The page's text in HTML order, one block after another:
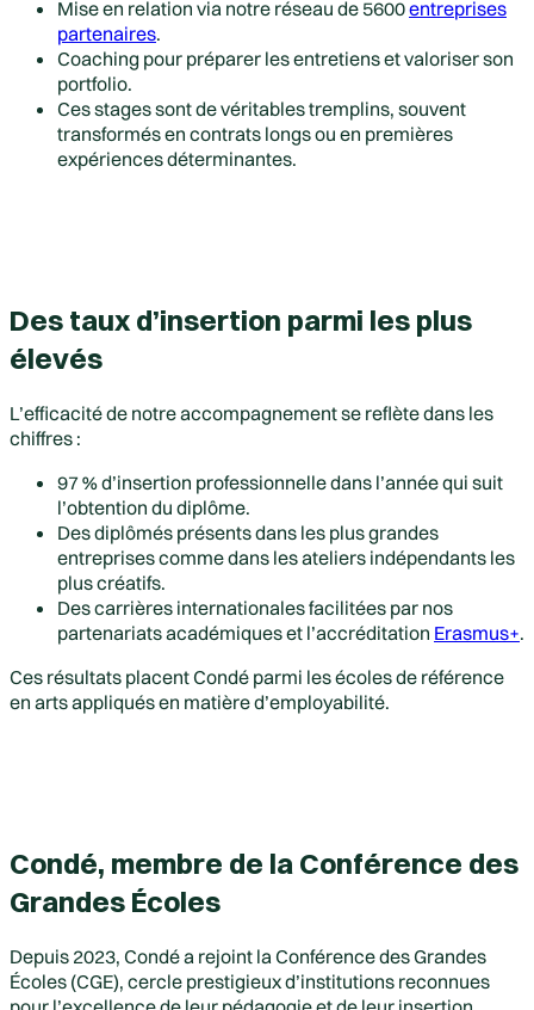
Mise en relation via notre réseau de 5600entreprises
partenaires.
Coaching pour préparer les entretiens et valoriser son
portfolio.
Ces stages sont de véritables tremplins, souvent
transformés en contrats longs ou en premières
expériences déterminantes.
Des taux d’insertion parmi les plus
élevés
L’efficacité de notre accompagnement se reflète dans les
chiffres :
97 % d’insertion professionnelle dans l’année qui suit
l’obtention du diplôme.
Des diplômés présents dans les plus grandes
entreprises comme dans les ateliers indépendants les
plus créatifs.
Des carrières internationales facilitées par nos
partenariats académiques et l’accréditation Erasmus+.
Ces résultats placent Condé parmi les écoles de référence
en arts appliqués en matière d’employabilité.
Condé, membre de la Conférence des
Grandes Écoles
Depuis 2023, Condé a rejoint la Conférence des Grandes
Écoles (CGE), cercle prestigieux d’institutions reconnues